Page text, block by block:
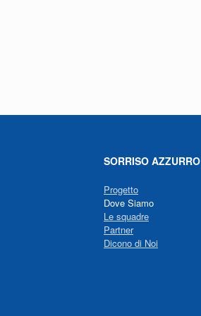
SORRISO AZZURRO
Progetto
Dove Siamo
Le squadre
Partner
Dicono di Noi